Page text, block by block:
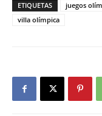
ETIQUETAS juegos
villa olímpica